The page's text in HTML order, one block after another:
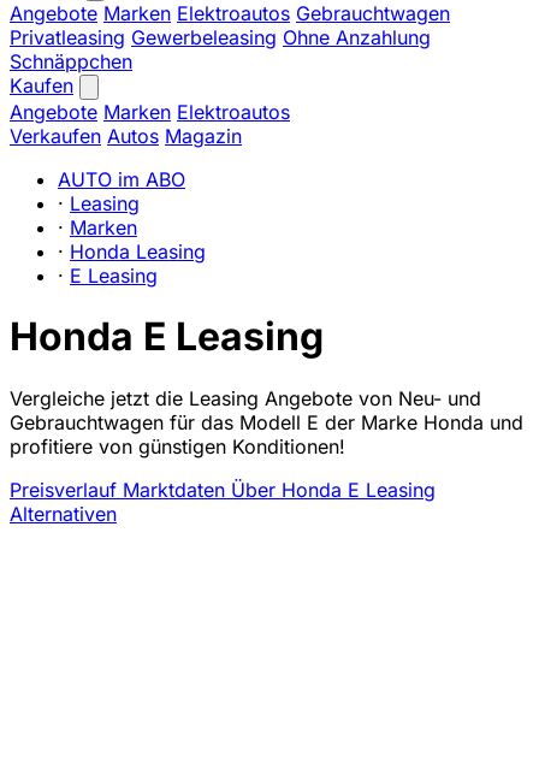
Angebote Marken Elektroautos Gebrauchtwagen
Privatleasing Gewerbeleasing Ohne Anzahlung
Schnäppchen
Kaufen
Angebote Marken Elektroautos
Verkaufen Autos Magazin
AUTO im ABO
· Leasing
· Marken
· Honda Leasing
· E Leasing
Honda E Leasing
Vergleiche jetzt die Leasing Angebote von Neu- und
Gebrauchtwagen für das Modell E der Marke Honda und
profitiere von günstigen Konditionen!
Preisverlauf Marktdaten Über Honda E Leasing
Alternativen